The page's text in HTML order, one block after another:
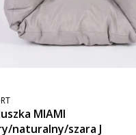
MIAMI
naturalny/szara J